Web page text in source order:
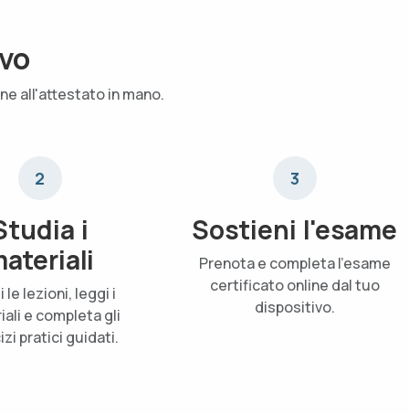
all'attestato in mano.
2
i
le lezioni, leggi i
e completa gli
pratici guidati.
3
Sostieni l'esame
Prenota e completa l'esame
certificato online dal tuo
dispositivo.